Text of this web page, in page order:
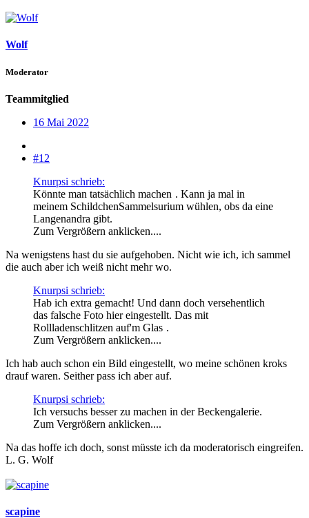
Wolf
Moderator
Teammitglied
16 Mai 2022
#12
Knurpsi schrieb:
Könnte man tatsächlich machen . Kann ja mal in
meinem SchildchenSammelsurium wühlen, obs da eine
Langenandra gibt.
Zum Vergrößern anklicken....
Na wenigstens hast du sie aufgehoben. Nicht wie ich, ich sammel
die auch aber ich weiß nicht mehr wo.
Knurpsi schrieb:
Hab ich extra gemacht! Und dann doch versehentlich
das falsche Foto hier eingestellt. Das mit
Rollladenschlitzen auf'm Glas .
Zum Vergrößern anklicken....
Ich hab auch schon ein Bild eingestellt, wo meine schönen kroks
drauf waren. Seither pass ich aber auf.
Knurpsi schrieb:
Ich versuchs besser zu machen in der Beckengalerie.
Zum Vergrößern anklicken....
Na das hoffe ich doch, sonst müsste ich da moderatorisch eingreifen.
L. G. Wolf
scapine